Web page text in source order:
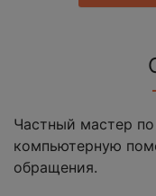
Частный мастер
компьютерную
обращения.